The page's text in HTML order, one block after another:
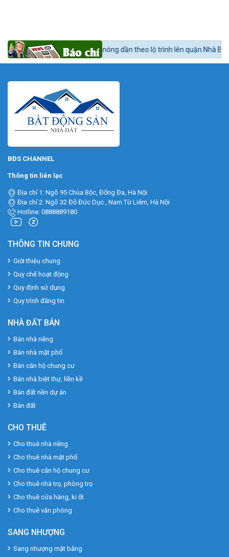
động sản khu Nam nóng dần theo lộ trình lên quận Nhà Bè.
BĐS CHANNEL
Thông tin liên lạc
Địa chỉ 1: Ngõ 95 Chùa Bộc, Đống Đa, Hà Nội.
Địa chỉ 2: Ngõ 32 Đỗ Đức Dục , Nam Từ Liêm, Hà Nội
Hotline: 0888889180
THÔNG TIN CHUNG
Giới thiệu chung
Quy chế hoạt động
Quy định sử dụng
Quy trình đăng tin
NHÀ ĐẤT BÁN
Bán nhà riêng
Bán nhà mặt phố
Bán căn hộ chung cư
Bán nhà biệt thự, liền kề
Bán đất nền dự án
Bán đất
CHO THUÊ
Cho thuê nhà riêng
Cho thuê nhà mặt phố
Cho thuê căn hộ chung cư
Cho thuê nhà trọ, phòng trọ
Cho thuê cửa hàng, ki ốt
Cho thuê văn phòng
SANG NHƯỢNG
Sang nhượng mặt bằng